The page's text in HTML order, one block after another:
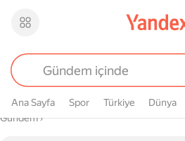
Ana Sayfa Spor Türkiye Dünya
Buradasın
Gündem›